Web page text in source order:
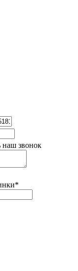
наш звонок
*